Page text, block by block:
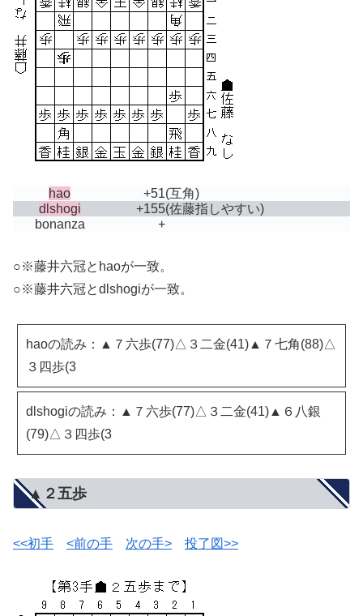
hao +51(互角)
dlshogi
+155(佐藤指しやすい)
bonanza
+
○※藤井六冠とhaoが一致。
○※藤井六冠とdlshogiが一致。
haoの読み：▲７六歩(77)△３二金(41)▲７七角(88)△
３四歩(3
dlshogiの読み：▲７六歩(77)△３二金(41)▲６八銀
(79)△３四歩(3
▲２五歩
<<初手 <前の手 次の手> 投了図>>